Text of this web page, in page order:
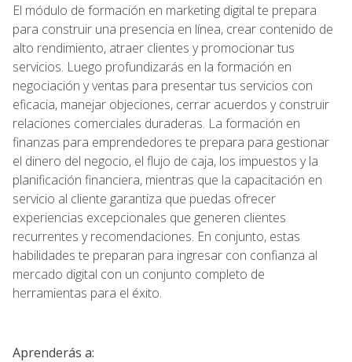
El módulo de formación en marketing digital te prepara
para construir una presencia en línea, crear contenido de
alto rendimiento, atraer clientes y promocionar tus
servicios. Luego profundizarás en la formación en
negociación y ventas para presentar tus servicios con
eficacia, manejar objeciones, cerrar acuerdos y construir
relaciones comerciales duraderas. La formación en
finanzas para emprendedores te prepara para gestionar
el dinero del negocio, el flujo de caja, los impuestos y la
planificación financiera, mientras que la capacitación en
servicio al cliente garantiza que puedas ofrecer
experiencias excepcionales que generen clientes
recurrentes y recomendaciones. En conjunto, estas
habilidades te preparan para ingresar con confianza al
mercado digital con un conjunto completo de
herramientas para el éxito.
Aprenderás a: